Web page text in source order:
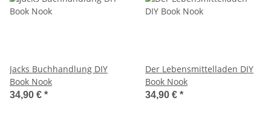
Jacks Buchhandlung DIY
Book Nook
34,90 € *
Der Lebensmittelladen DIY
Book Nook
34,90 € *